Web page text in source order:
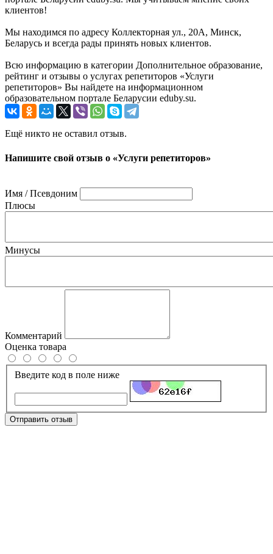
клиентов!
Мы находимся по адресу Коллекторная ул., 20А, Минск,
Беларусь и всегда рады принять новых клиентов.
Всю информацию в категории Дополнительное образование,
рейтинг и отзывы о услугах репетиторов «Услуги
репетиторов» Вы найдете на информационном
образовательном портале Беларусии eduby.su.
Ещё никто не оставил отзыв.
Напишите свой отзыв о «Услуги репетиторов»
Имя / Псевдоним
Плюсы
Минусы
Комментарий
Оценка товара
Введите код в поле ниже
Отправить отзыв